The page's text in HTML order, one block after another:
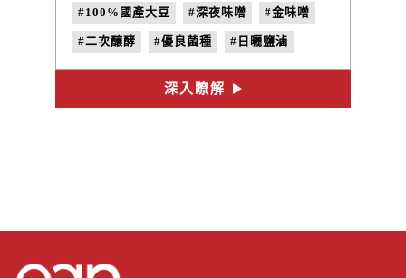
湯。
#100%國產大豆 #深夜味噌 #金味噌
#二次釀酵 #優良菌種 #日曬鹽滷
深入瞭解